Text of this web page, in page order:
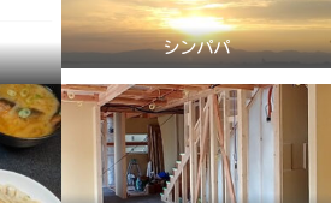
シンパパ